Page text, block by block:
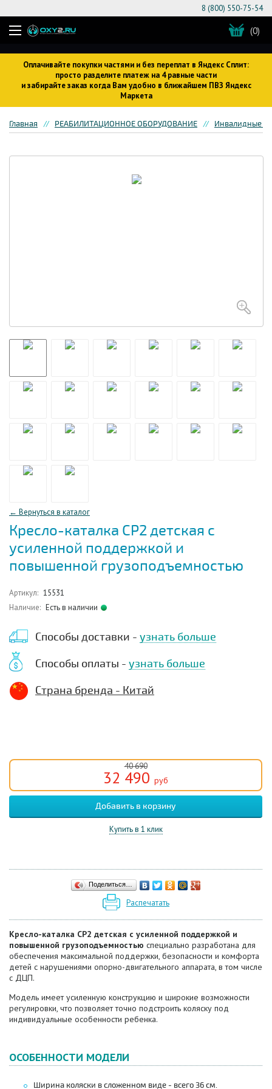
Оплачивайте покупки частями и без переплат в Яндекс Сплит:
просто разделите платеж на 4 равные части
и забирайте заказ когда Вам удобно в ближайшем ПВЗ Яндекс
Маркета
8 (800) 550-75-54
(0)
Главная РЕАБИЛИТАЦИОННОЕ ОБОРУДОВАНИЕ Инвалидные
← Вернуться в каталог
Кресло-каталка CP2 детская с
усиленной поддержкой и
повышенной грузоподъемностью
Артикул: 15531
Наличие: Есть в наличии
Способы доставки - узнать больше
Способы оплаты - узнать больше
Страна бренда - Китай
40 690
32 490 руб
Купить в 1 клик
Поделиться…
Распечатать
Кресло-каталка CP2 детская с усиленной поддержкой и
повышенной грузоподъемностью специально разработана для
обеспечения максимальной поддержки, безопасности и комфорта
детей с нарушениями опорно-двигательного аппарата, в том числе
с ДЦП.
Модель имеет усиленную конструкцию и широкие возможности
регулировки, что позволяет точно подстроить коляску под
индивидуальные особенности ребенка.
ОСОБЕННОСТИ МОДЕЛИ
Ширина коляски в сложенном виде - всего 36 см.